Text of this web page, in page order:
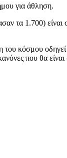
για άθληση.
τα 1.700) είναι
του κόσμου
που θα